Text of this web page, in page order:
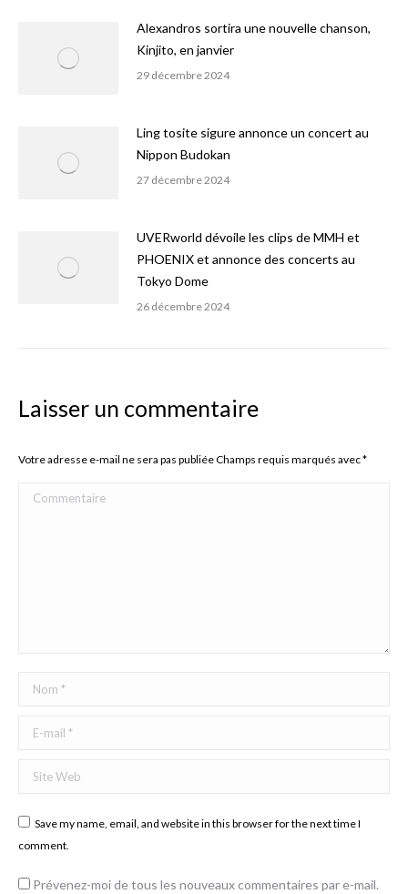
Alexandros sortira une nouvelle chanson,
Kinjito, en janvier
29 décembre 2024
Ling tosite sigure annonce un concert au
Nippon Budokan
27 décembre 2024
UVERworld dévoile les clips de MMH et
PHOENIX et annonce des concerts au
Tokyo Dome
26 décembre 2024
Laisser un commentaire
Votre adresse e-mail ne sera pas publiée Champs requis marqués avec*
Commentaire
Nom *
E-mail *
Site Web
Save my name, email, and website in this browser for the next time I
comment.
Prévenez-moi de tous les nouveaux commentaires par e-mail.